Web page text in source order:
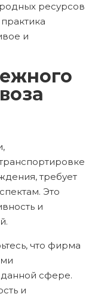
ресурсов
и
требует
Это
и
что фирма
сфере.
и